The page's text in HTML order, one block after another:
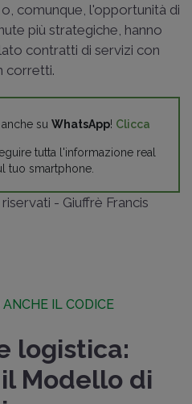
comunque, l'opportunità di
più strategiche, hanno
contratti di servizi con
corretti.
su WhatsApp! Clicca
tutta l'informazione real
tuo smartphone.
- Giuffrè Francis
IL CODICE
logistica:
Modello di